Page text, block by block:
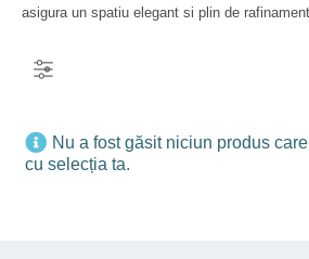
asigura un spatiu elegant si plin de
Nu a fost găsit niciun produs
cu selecția ta.